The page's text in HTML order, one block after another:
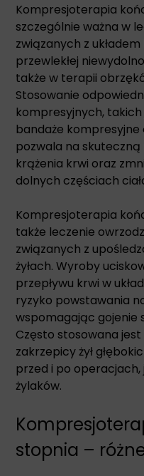
Kompresjoterapia
szczególnie ważna w
związanych z
przewlekłej
także w terapii
Stosowanie
kompresyjnych,
bandaże
pozwala na
krążenia krwi oraz
dolnych częściach
Kompresjoterapia
także leczenie
związanych z
żyłach. Wyroby
przepływu krwi w
ryzyko powstawania
wspomagając gojenie
Często stosowana
zakrzepicy żył
przed i po operacjach,
żylaków.
stopnia –